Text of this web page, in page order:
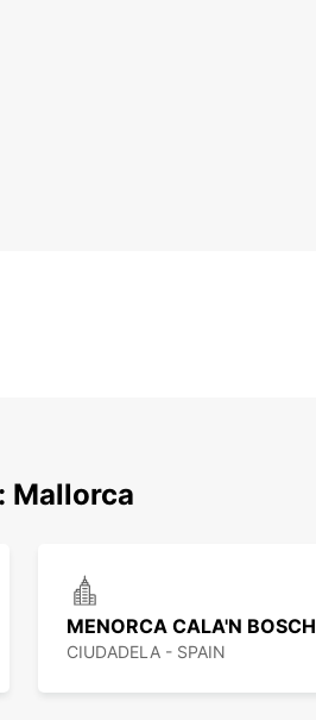
Mallorca
MENORCA CALA'N BOSCH
CIUDADELA - SPAIN